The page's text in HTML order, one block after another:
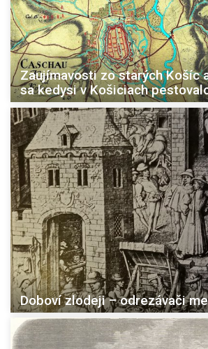
Zaujímavosti zo starých Košíc
sa kedysi v Košiciach
Doboví zlodeji – odrezávači